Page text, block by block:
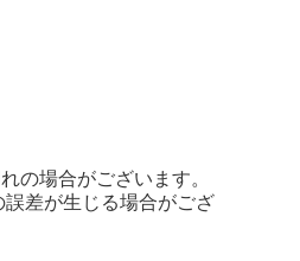
の場合がございます。
差が生じる場合がござ